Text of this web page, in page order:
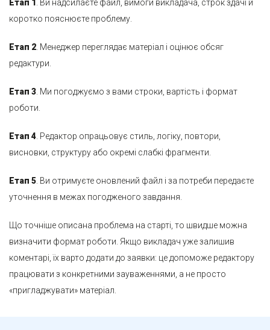
Етап 1 . Ви надсилаєте файл, вимоги викладача, строк здачі й
коротко пояснюєте проблему.
Етап 2 . Менеджер переглядає матеріал і оцінює обсяг
редактури.
Етап 3 . Ми погоджуємо з вами строки, вартість і формат
роботи.
Етап 4 . Редактор опрацьовує стиль, логіку, повтори,
висновки, структуру або окремі слабкі фрагменти.
Етап 5 . Ви отримуєте оновлений файл і за потреби передаєте
уточнення в межах погодженого завдання.
Що точніше описана проблема на старті, то швидше можна
визначити формат роботи. Якщо викладач уже залишив
коментарі, їх варто додати до заявки: це допоможе редактору
працювати з конкретними зауваженнями, а не просто
«пригладжувати» матеріал.